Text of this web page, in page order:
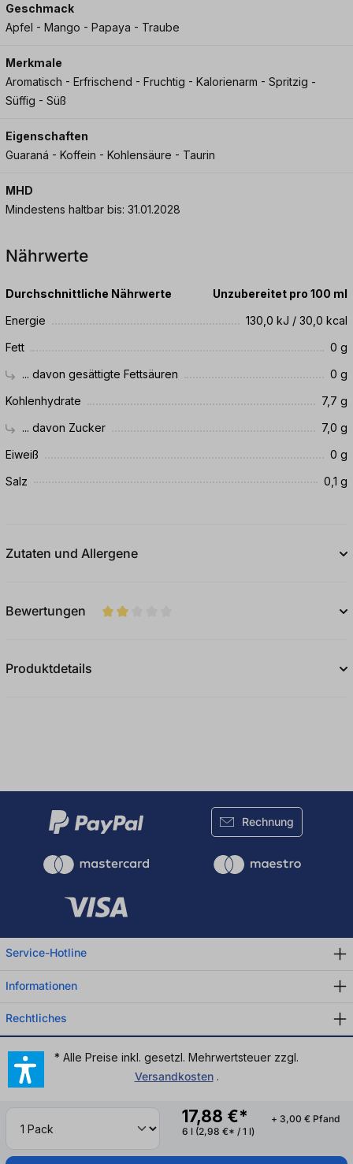
17,88 €*
+ 3,00 € Pfand
6 l (2,98 €* / 1 l)
Geschmack
Apfel - Mango - Papaya - Traube
Merkmale
Aromatisch - Erfrischend - Fruchtig - Kalorienarm - Spritzig -
Süffig - Süß
Eigenschaften
Guaraná - Koffein - Kohlensäure - Taurin
MHD
Mindestens haltbar bis: 31.01.2028
Nährwerte
Durchschnittliche Nährwerte
Unzubereitet pro 100 ml
Energie
130,0 kJ / 30,0 kcal
Fett
0 g
... davon gesättigte Fettsäuren
0 g
Kohlenhydrate
7,7 g
... davon Zucker
7,0 g
Eiweiß
0 g
Salz
0,1 g
Zutaten und Allergene
Bewertungen
Produktdetails
Rechnung
Service-Hotline
Informationen
Rechtliches
* Alle Preise inkl. gesetzl. Mehrwertsteuer zzgl.
Versandkosten.